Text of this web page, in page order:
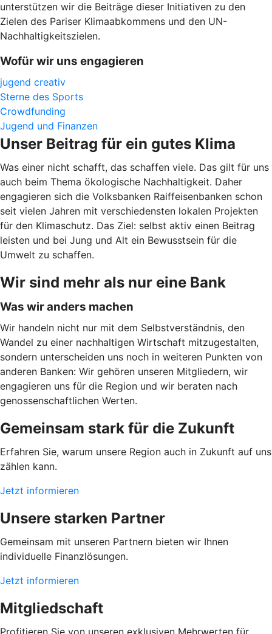
unterstützen wir die Beiträge dieser Initiativen zu den
Zielen des Pariser Klimaabkommens und den UN-
Nachhaltigkeitszielen.
Wofür wir uns engagieren
jugend creativ
Sterne des Sports
Crowdfunding
Jugend und Finanzen
Unser Beitrag für ein gutes Klima
Was einer nicht schafft, das schaffen viele. Das gilt für uns
auch beim Thema ökologische Nachhaltigkeit. Daher
engagieren sich die Volksbanken Raiffeisenbanken schon
seit vielen Jahren mit verschiedensten lokalen Projekten
für den Klimaschutz. Das Ziel: selbst aktiv einen Beitrag
leisten und bei Jung und Alt ein Bewusstsein für die
Umwelt zu schaffen.
Wir sind mehr als nur eine Bank
Was wir anders machen
Wir handeln nicht nur mit dem Selbstverständnis, den
Wandel zu einer nachhaltigen Wirtschaft mitzugestalten,
sondern unterscheiden uns noch in weiteren Punkten von
anderen Banken: Wir gehören unseren Mitgliedern, wir
engagieren uns für die Region und wir beraten nach
genossenschaftlichen Werten.
Gemeinsam stark für die Zukunft
Erfahren Sie, warum unsere Region auch in Zukunft auf uns
zählen kann.
Jetzt informieren
Unsere starken Partner
Gemeinsam mit unseren Partnern bieten wir Ihnen
individuelle Finanzlösungen.
Jetzt informieren
Mitgliedschaft